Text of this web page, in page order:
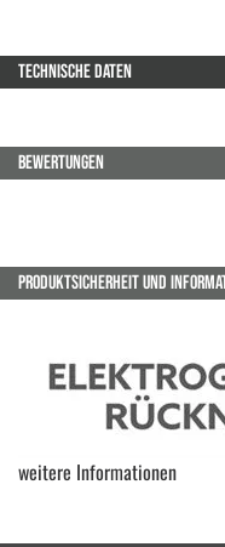
TECHNISCHE DATEN
BEWERTUNGEN
PRODUKTSICHERHEIT UND
weitere Informationen